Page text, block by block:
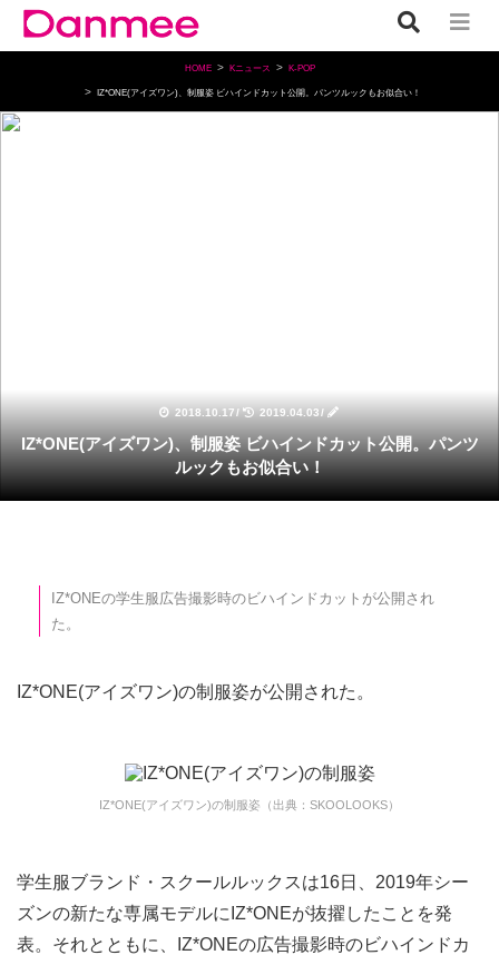
HOME Kニュース K-POP
IZ*ONE(アイズワン)、制服姿 ビハインドカット公開。パンツルックもお似合い！
2018.10.17/ 2019.04.03/
IZ*ONE(アイズワン)、制服姿 ビハインドカット公開。パンツ
ルックもお似合い！
IZ*ONEの学生服広告撮影時のビハインドカットが公開され
た。
IZ*ONE(アイズワン)の制服姿が公開された。
IZ*ONE(アイズワン)の制服姿（出典：SKOOLOOKS）
学生服ブランド・スクールルックスは16日、2019年シー
ズンの新たな専属モデルにIZ*ONEが抜擢したことを発
表。それとともに、IZ*ONEの広告撮影時のビハインドカ